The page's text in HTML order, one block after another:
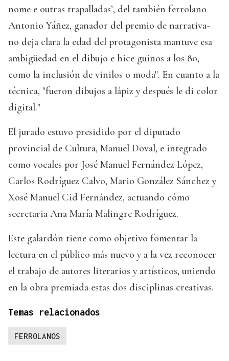
nome e outras trapalladas’, del también ferrolano
Antonio Yáñez, ganador del premio de narrativa-
no deja clara la edad del protagonista mantuve esa
ambigüedad en el dibujo e hice guiños a los 80,
como la inclusión de vinilos o moda". En cuanto a la
técnica, "fueron dibujos a lápiz y después le di color
digital."
El jurado estuvo presidido por el diputado
provincial de Cultura, Manuel Doval, e integrado
como vocales por José Manuel Fernández López,
Carlos Rodríguez Calvo, Mario González Sánchez y
Xosé Manuel Cid Fernández, actuando cómo
secretaria Ana María Malingre Rodríguez.
Este galardón tiene como objetivo fomentar la
lectura en el público más nuevo y a la vez reconocer
el trabajo de autores literarios y artísticos, uniendo
en la obra premiada estas dos disciplinas creativas.
Temas relacionados
FERROLANOS